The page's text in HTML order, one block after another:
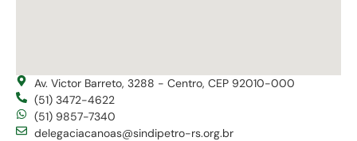
Av. Victor Barreto, 3288 - Centro, CEP 92010-000
(51) 3472-4622
(51) 9857-7340
delegaciacanoas@sindipetro-rs.org.br